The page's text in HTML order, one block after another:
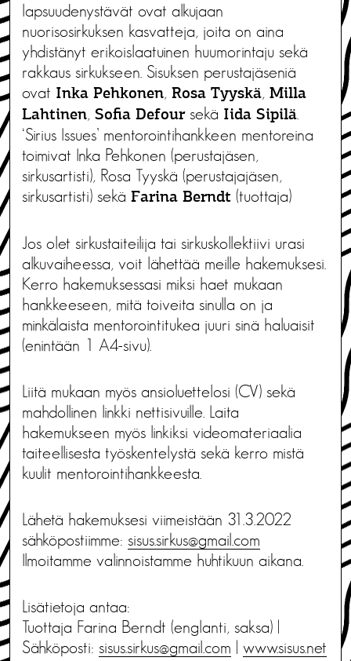
lapsuudenystävät ovat alkujaan
nuorisosirkuksen kasvatteja, joita on aina
yhdistänyt erikoislaatuinen huumorintaju sekä
rakkaus sirkukseen. Sisuksen perustajäseniä
ovat Inka Pehkonen, Rosa Tyyskä, Milla
Lahtinen, Sofia Defoursekä Iida Sipilä
‘Sirius Issues’ mentorointihankkeen mentoreina
toimivat Inka Pehkonen (perustajäsen,
sirkusartisti), Rosa Tyyskä (perustajajäsen,
sirkusartisti) sekä Farina Berndt (tuottaja)
Jos olet sirkustaiteilija tai sirkuskollektiivi urasi
alkuvaiheessa, voit lähettää meille hakemuksesi.
Kerro hakemuksessasi miksi haet mukaan
hankkeeseen, mitä toiveita sinulla on ja
minkälaista mentorointitukea juuri sinä haluaisit
(enintään 1 A4-sivu).
Liitä mukaan myös ansioluettelosi (CV) sekä
mahdollinen linkki nettisivuille. Laita
hakemukseen myös linkiksi videomateriaalia
taiteellisesta työskentelystä sekä kerro mistä
kuulit mentorointihankkeesta.
Lähetä hakemuksesi viimeistään 31.3.2022
sähköpostiimme: sisus.sirkus@gmail.com
Ilmoitamme valinnoistamme huhtikuun aikana.
Lisätietoja antaa:
Tuottaja Farina Berndt (englanti, saksa) |
Sähköposti: sisus.sirkus@gmail.com www.sisus.net